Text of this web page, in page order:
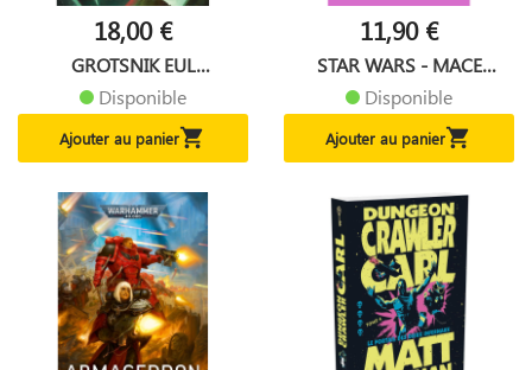
18,00 €
GROTSNIK EUL
FRAPPADOK
Disponible
Ajouter au panier
11,90 €
STAR WARS - MACE
WINDU :...
Disponible
Ajouter au panier